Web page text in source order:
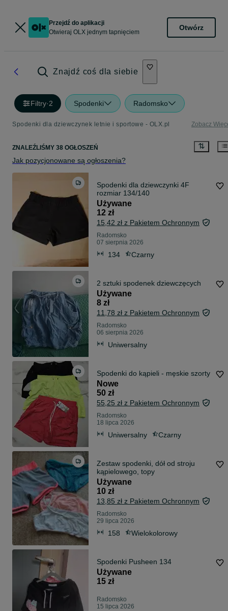
Przejdź do aplikacji
Otwieraj OLX jednym tapnięciem
Otwórz
Znajdź coś dla siebie
Filtry·2 Spodenki Radomsko
Spodenki dla dziewczynek letnie i sportowe - OLX.pl Zobacz
ZNALEŹLIŚMY 38 OGŁOSZEŃ
Jak pozycjonowane są ogłoszenia?
Spodenki dla dziewczynki 4F
rozmiar 134/140
Używane
12 zł
15,42 zł z Pakietem Ochronnym
Radomsko
07 sierpnia 2026
134 Czarny
2 sztuki spodenek dziewczęcych
Używane
8 zł
11,78 zł z Pakietem Ochronnym
Radomsko
06 sierpnia 2026
Uniwersalny
Spodenki do kąpieli - męskie szorty
Nowe
50 zł
55,25 zł z Pakietem Ochronnym
Radomsko
18 lipca 2026
Uniwersalny Czarny
Zestaw spodenki, dół od stroju
kąpielowego, topy
Używane
10 zł
13,85 zł z Pakietem Ochronnym
Radomsko
29 lipca 2026
158 Wielokolorowy
Spodenki Pusheen 134
Używane
15 zł
Radomsko
15 lipca 2026